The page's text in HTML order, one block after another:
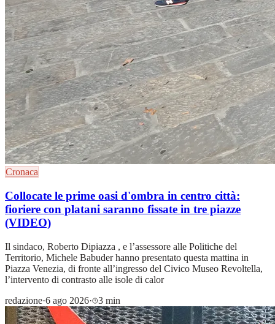
Cronaca
Collocate le prime oasi d'ombra in centro città:
fioriere con platani saranno fissate in tre piazze
(VIDEO)
Il sindaco, Roberto Dipiazza , e l’assessore alle Politiche del
Territorio, Michele Babuder hanno presentato questa mattina in
Piazza Venezia, di fronte all’ingresso del Civico Museo Revoltella,
l’intervento di contrasto alle isole di calor
redazione·6 ago 2026· 3 min